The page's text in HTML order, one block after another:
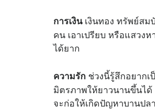
การเงินเงินทอง ทรัพย์สม
คน เอาเปรียบ หรือแสวง
ได้ยาก
ความรัก ช่วงนี้รู้สึกอยาก
มิตรภาพให้ยาวนานขึ้นได้
จะก่อให้เกิดปัญหาบานปล